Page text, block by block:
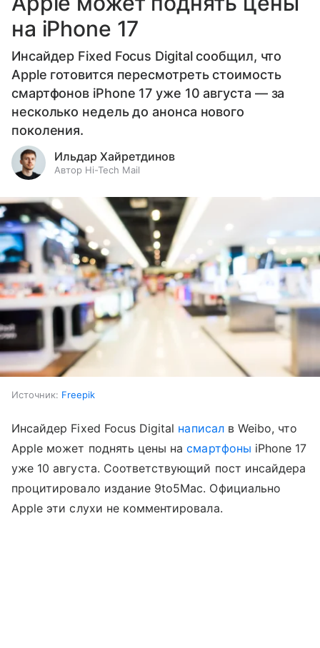
на iPhone 17
Инсайдер Fixed Focus Digital сообщил, что
Apple готовится пересмотреть стоимость
смартфонов iPhone 17 уже 10 августа — за
несколько недель до анонса нового
поколения.
Ильдар Хайретдинов
Автор Hi-Tech Mail
Источник: Freepik
Инсайдер Fixed Focus Digital написалв Weibo, что
Apple может поднять цены насмартфоны iPhone 17
уже 10 августа. Соответствующий пост инсайдера
процитировало издание 9to5Mac. Официально
Apple эти слухи не комментировала.